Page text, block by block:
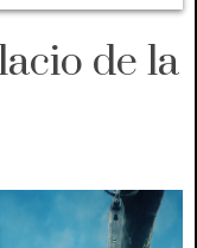
de la